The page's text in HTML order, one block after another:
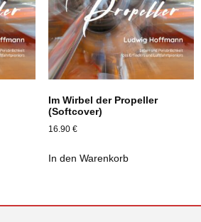
Im Wirbel der Propeller
(Softcover)
16.90 €
In den Warenkorb